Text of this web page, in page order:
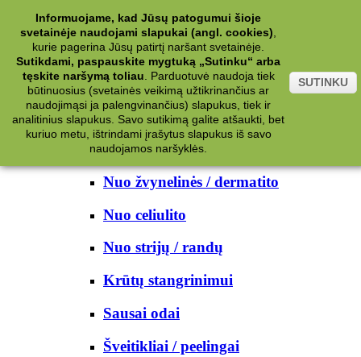
Kategorijos
Kosmetika
Kūno priežiūrai
Nuo prakaito
Kūno prausikliai
Nuo žvynelinės / dermatito
Nuo celiulito
Nuo strijų / randų
Krūtų stangrinimui
Sausai odai
Šveitikliai / peelingai
Informuojame, kad Jūsų patogumui šioje
svetainėje naudojami slapukai (angl. cookies)
kurie pagerina Jūsų patirtį naršant svetainėje.
Sutikdami, paspauskite mygtuką „Sutinku“ arba
tęskite naršymą toliau
Parduotuvė naudoja tiek
būtinuosius (svetainės veikimą užtikrinančius ar
naudojimąsi ja palengvinančius) slapukus, tiek ir
analitinius slapukus. Savo sutikimą galite atšaukti, bet
kuriuo metu, ištrindami įrašytus slapukus iš savo
naudojamos naršyklės.
SUTINKU